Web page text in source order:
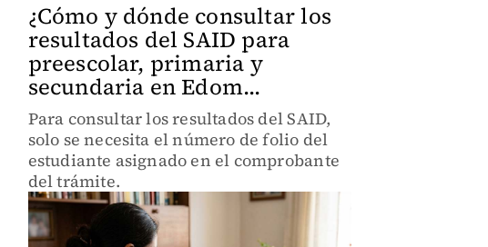
¿Cómo y dónde consultar los
resultados del SAID para
preescolar, primaria y
secundaria en Edom...
Para consultar los resultados del SAID,
solo se necesita el número de folio del
estudiante asignado en el comprobante
del trámite.